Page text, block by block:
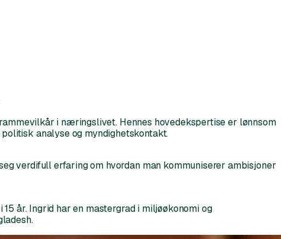
i næringslivet.​​ Hennes hovedekspertise er lønnsom
analyse og myndighetskontakt.
verdifull erfaring om hvordan man kommuniserer ambisjoner
år. Ingrid har en mastergrad i miljøøkonomi og